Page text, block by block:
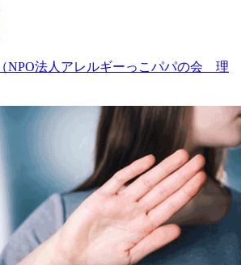
法人アレルギーっこパパの会 理